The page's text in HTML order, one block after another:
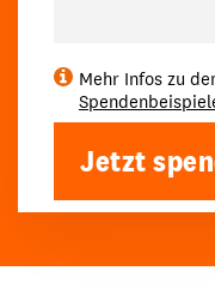
Mehr Infos zu
Jetzt